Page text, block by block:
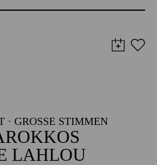
GROSSE STIMMEN
LAHLOU